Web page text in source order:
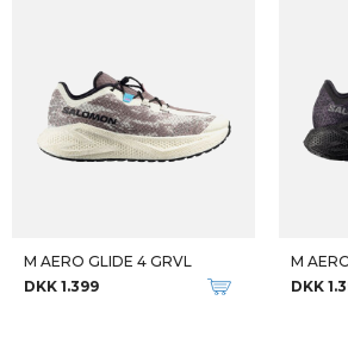
Qalipaatit arlallit
M NIKE ZOOM FLY 6
DKK 1.400
M
DKK